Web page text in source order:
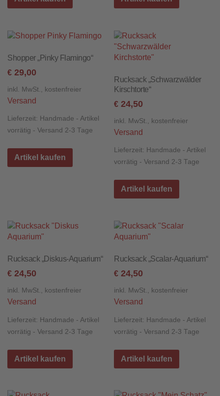
Shopper „Pinky Flamingo“
€ 29,00
inkl. MwSt., kostenfreier
Versand
Lieferzeit: Handmade - Artikel
vorrätig - Versand 2-3 Tage
Artikel kaufen
Rucksack „Schwarzwälder
Kirschtorte“
€ 24,50
inkl. MwSt., kostenfreier
Versand
Lieferzeit: Handmade - Artikel
vorrätig - Versand 2-3 Tage
Artikel kaufen
Rucksack „Diskus-Aquarium“
€ 24,50
inkl. MwSt., kostenfreier
Versand
Lieferzeit: Handmade - Artikel
vorrätig - Versand 2-3 Tage
Artikel kaufen
Rucksack „Scalar-Aquarium“
€ 24,50
inkl. MwSt., kostenfreier
Versand
Lieferzeit: Handmade - Artikel
vorrätig - Versand 2-3 Tage
Artikel kaufen